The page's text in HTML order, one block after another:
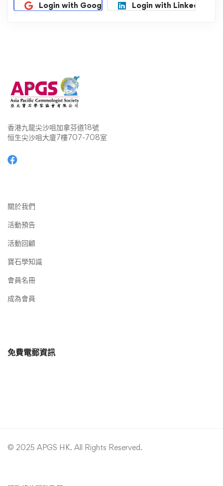
Login with Google Login with Linkedin
香港九龍尖沙咀加拿芬道18號
恒生尖沙咀大廈7樓707-708室
關於我們
活動預告
活動回顧
寶石學知識
會員名冊
成為會員
免費電郵資訊
© 2025 APGS HK. All Rights Reserved.